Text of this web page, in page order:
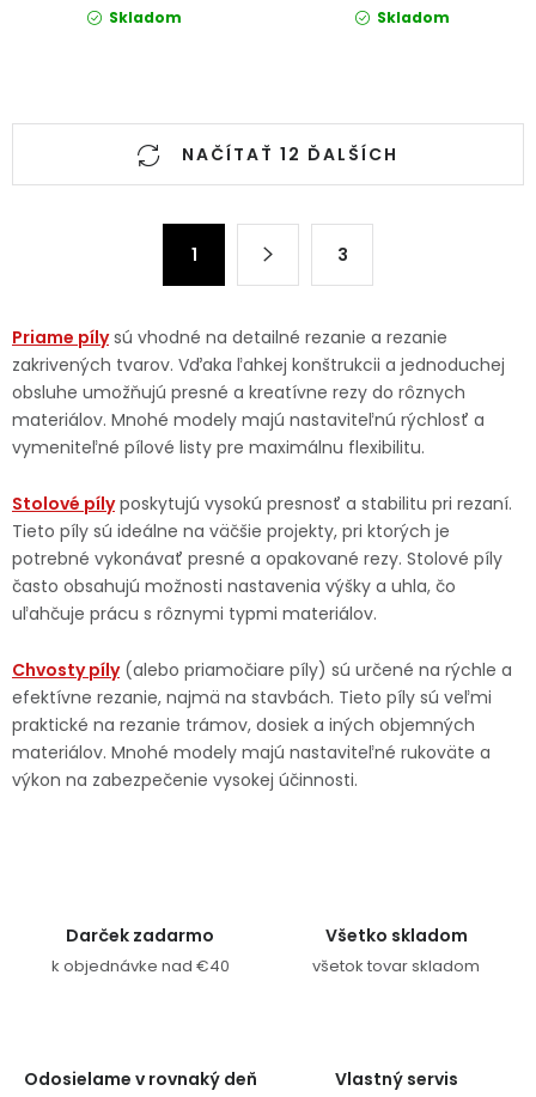
Skladom Skladom
Ovládacie prvky výpisuNAČÍTAŤ 12 ĎALŠÍCH
1 3
Priame pílysú vhodné na detailné rezanie a rezanie
zakrivených tvarov. Vďaka ľahkej konštrukcii a jednoduchej
obsluhe umožňujú presné a kreatívne rezy do rôznych
materiálov. Mnohé modely majú nastaviteľnú rýchlosť a
vymeniteľné pílové listy pre maximálnu flexibilitu.
Stolové pílyposkytujú vysokú presnosť a stabilitu pri rezaní.
Tieto píly sú ideálne na väčšie projekty, pri ktorých je
potrebné vykonávať presné a opakované rezy. Stolové píly
často obsahujú možnosti nastavenia výšky a uhla, čo
uľahčuje prácu s rôznymi typmi materiálov.
Chvosty píly(alebo priamočiare píly) sú určené na rýchle a
efektívne rezanie, najmä na stavbách. Tieto píly sú veľmi
praktické na rezanie trámov, dosiek a iných objemných
materiálov. Mnohé modely majú nastaviteľné rukoväte a
výkon na zabezpečenie vysokej účinnosti.
Darček zadarmo
k objednávke nad €40
Všetko skladom
všetok tovar skladom
Odosielame v rovnaký deň Vlastný servis